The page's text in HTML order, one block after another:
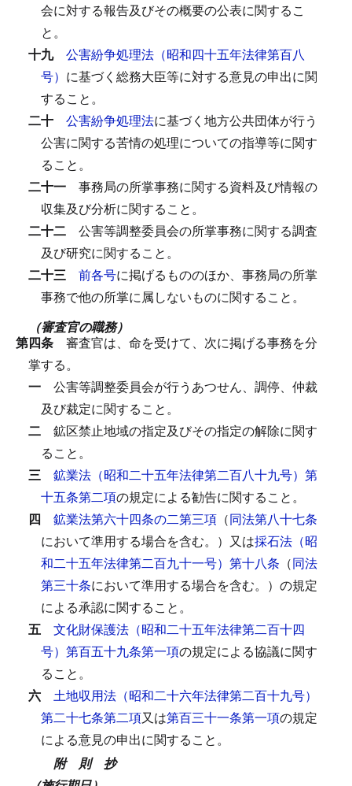
会に対する報告及びその概要の公表に関するこ
と。
十九 公害紛争処理法（昭和四十五年法律第百八
号） に基づく総務大臣等に対する意見の申出に関
すること。
二十 公害紛争処理法に基づく地方公共団体が行う
公害に関する苦情の処理についての指導等に関す
ること。
二十一 事務局の所掌事務に関する資料及び情報の
収集及び分析に関すること。
二十二 公害等調整委員会の所掌事務に関する調査
及び研究に関すること。
二十三 前各号に掲げるもののほか、事務局の所掌
事務で他の所掌に属しないものに関すること。
（審査官の職務）
第四条 審査官は、命を受けて、次に掲げる事務を分
掌する。
一 公害等調整委員会が行うあつせん、調停、仲裁
及び裁定に関すること。
二 鉱区禁止地域の指定及びその指定の解除に関す
ること。
三 鉱業法（昭和二十五年法律第二百八十九号）第
十五条第二項の規定による勧告に関すること。
四 鉱業法第六十四条の二第三項 （同法第八十七条
において準用する場合を含む。）又は採石法（昭
和二十五年法律第二百九十一号）第十八条 （同法
第三十条において準用する場合を含む。）の規定
による承認に関すること。
五 文化財保護法（昭和二十五年法律第二百十四
号）第百五十九条第一項の規定による協議に関す
ること。
六 土地収用法（昭和二十六年法律第二百十九号）
第二十七条第二項又は第百三十一条第一項の規定
による意見の申出に関すること。
附 則 抄